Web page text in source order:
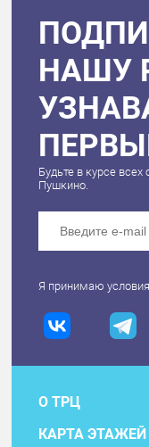
НАШУ
Будьте в курсе
Пушкино.
Я принимаю условия
О ТРЦ
КАРТА ЭТАЖЕЙ